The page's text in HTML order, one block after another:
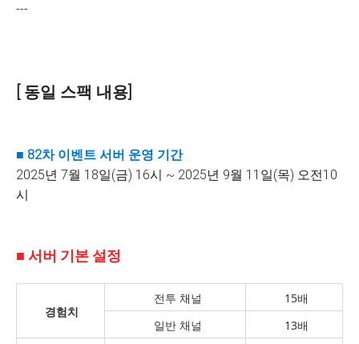
---
[ 동일 스팩 내용]
■ 82차이벤트 서버 운영 기간
2025년 7월 18일(금) 16시 ~ 2025년 9월 11일(목) 오전10
시
■ 서버 기본 설정
경험치
전투 채널
15배
일반 채널
13배